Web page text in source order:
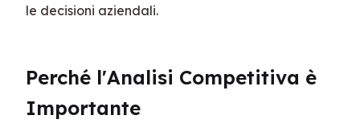
le decisioni aziendali.
Perché l'Analisi Competitiva è
Importante